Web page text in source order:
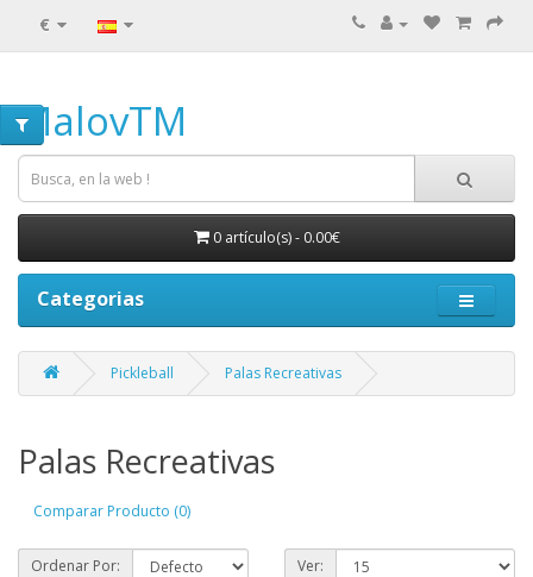
€
MalovTM
0 artículo(s) - 0.00€
Categorias
Pickleball Palas Recreativas
Palas Recreativas
Comparar Producto (0)
Ordenar Por: Ver: